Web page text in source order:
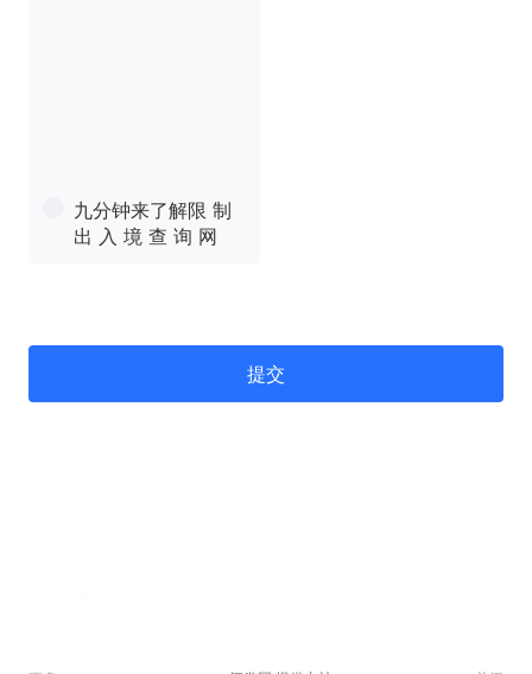
九分钟来了解限 制
出 入 境 查 询 网
提交